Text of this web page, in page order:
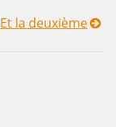
Et la deuxième